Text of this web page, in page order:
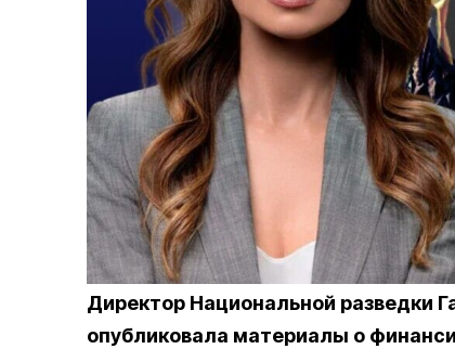
Директор Национальной разведки
опубликовала материалы о